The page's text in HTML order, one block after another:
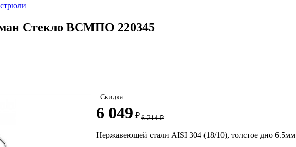
Стекло ВСМПО 220345
Скидка
6 049 ₽ 6 214 ₽
Нержавеющей стали AISI 304 (18/10), толстое дно 6.5мм